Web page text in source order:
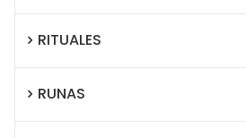
RITUALES
RUNAS